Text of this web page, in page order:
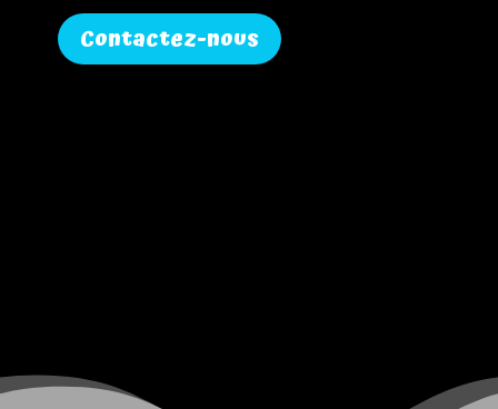
Contactez-nous